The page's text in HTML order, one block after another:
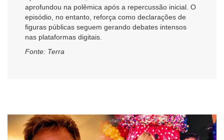
aprofundou na polêmica após a repercussão inicial. O
episódio, no entanto, reforça como declarações de
figuras públicas seguem gerando debates intensos
nas plataformas digitais.
Fonte: Terra